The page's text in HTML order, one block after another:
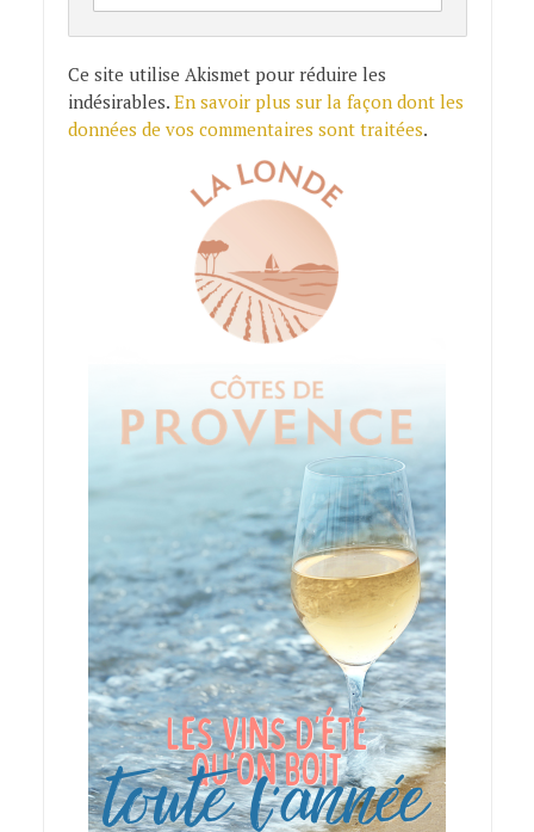
Ce site utilise Akismet pour réduire les
indésirables. En savoir plus sur la façon dont les
données de vos commentaires sont traitées.